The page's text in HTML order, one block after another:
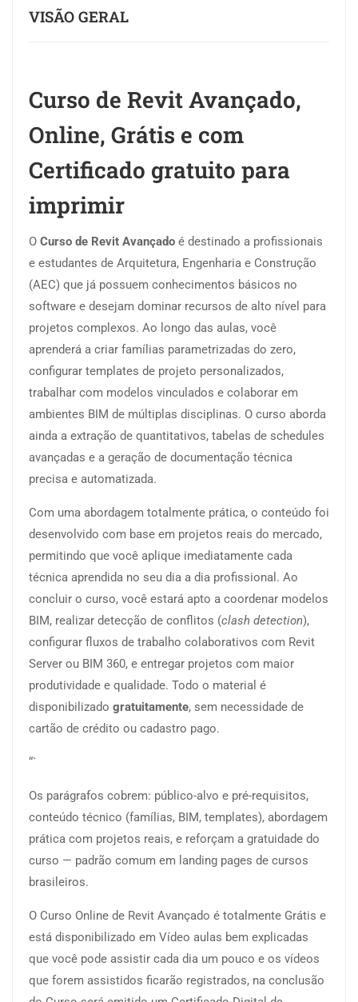
VISÃO GERAL
Curso de Revit Avançado,
Online, Grátis e com
Certificado gratuito para
imprimir
O Curso de Revit Avançado é destinado a profissionais
e estudantes de Arquitetura, Engenharia e Construção
(AEC) que já possuem conhecimentos básicos no
software e desejam dominar recursos de alto nível para
projetos complexos. Ao longo das aulas, você
aprenderá a criar famílias parametrizadas do zero,
configurar templates de projeto personalizados,
trabalhar com modelos vinculados e colaborar em
ambientes BIM de múltiplas disciplinas. O curso aborda
ainda a extração de quantitativos, tabelas de schedules
avançadas e a geração de documentação técnica
precisa e automatizada.
Com uma abordagem totalmente prática, o conteúdo foi
desenvolvido com base em projetos reais do mercado,
permitindo que você aplique imediatamente cada
técnica aprendida no seu dia a dia profissional. Ao
concluir o curso, você estará apto a coordenar modelos
BIM, realizar detecção de conflitos (clash detection),
configurar fluxos de trabalho colaborativos com Revit
Server ou BIM 360, e entregar projetos com maior
produtividade e qualidade. Todo o material é
disponibilizado gratuitamente, sem necessidade de
cartão de crédito ou cadastro pago.
“`
Os parágrafos cobrem: público-alvo e pré-requisitos,
conteúdo técnico (famílias, BIM, templates), abordagem
prática com projetos reais, e reforçam a gratuidade do
curso — padrão comum em landing pages de cursos
brasileiros.
O Curso Online de Revit Avançado é totalmente Grátis e
está disponibilizado em Vídeo aulas bem explicadas
que você pode assistir cada dia um pouco e os vídeos
que forem assistidos ficarão registrados, na conclusão